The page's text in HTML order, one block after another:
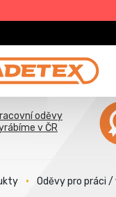
oděvy
v ČR
Oděvy pro práci /